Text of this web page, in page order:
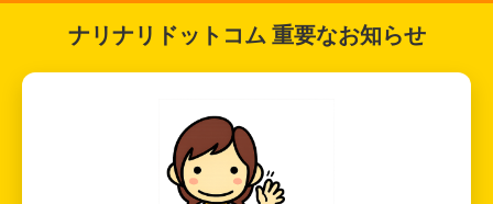
ナリナリドットコム 重要なお知らせ